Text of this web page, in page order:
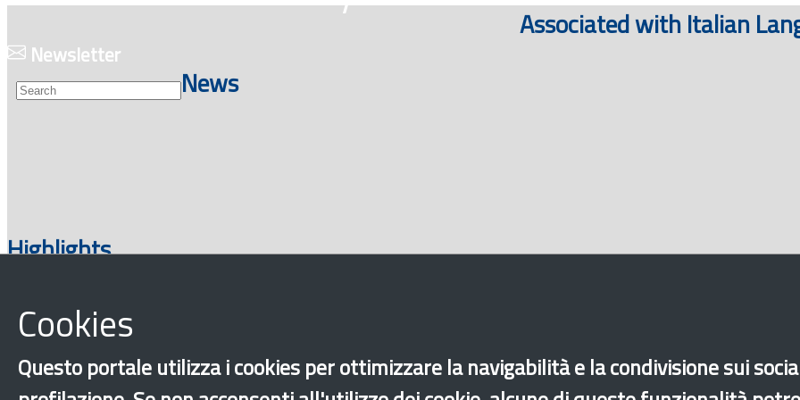
Newsletter
Associated with Italian
News
Highlights
×
Cookies
Questo portale utilizza i cookies per ottimizzare la navigabilità e la condivisione sui